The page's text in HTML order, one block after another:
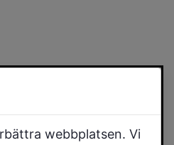
webbplatsen. Vi